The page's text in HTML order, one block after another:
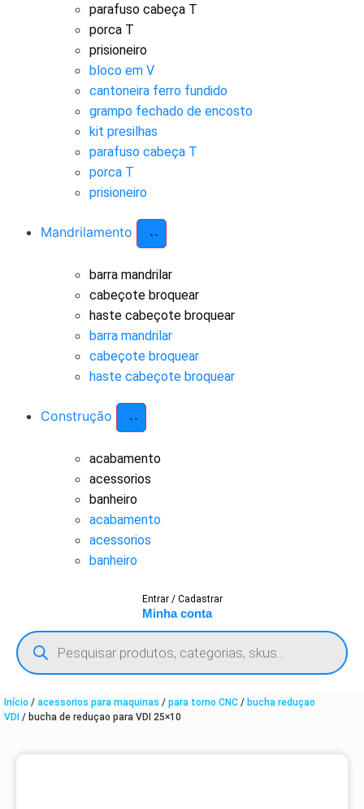
parafuso cabeça T
porca T
prisioneiro
bloco em V
cantoneira ferro fundido
grampo fechado de encosto
kit presilhas
parafuso cabeça T
porca T
prisioneiro
Mandrilamento
barra mandrilar
cabeçote broquear
haste cabeçote broquear
barra mandrilar
cabeçote broquear
haste cabeçote broquear
Construção
acabamento
acessorios
banheiro
acabamento
acessorios
banheiro
Entrar / Cadastrar
Minha conta
Início / acessorios para maquinas / para torno CNC / bucha reduçao
VDI / bucha de reduçao para VDI 25×10